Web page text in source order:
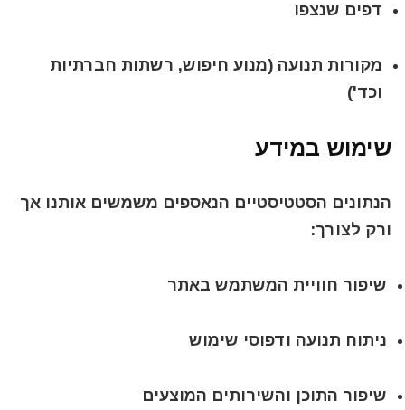
דפים שנצפו
מקורות תנועה (מנוע חיפוש, רשתות חברתיות
וכד')
שימוש במידע
הנתונים הסטטיסטיים הנאספים משמשים אותנו אך
ורק לצורך:
שיפור חוויית המשתמש באתר
ניתוח תנועה ודפוסי שימוש
שיפור התוכן והשירותים המוצעים